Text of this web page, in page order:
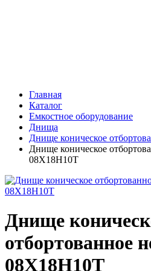
Главная
Каталог
Емкостное оборудование
Днища
Днище коническое
Днище коническое
08Х18Н10Т
Днище
отбортованное
08Х18Н10Т